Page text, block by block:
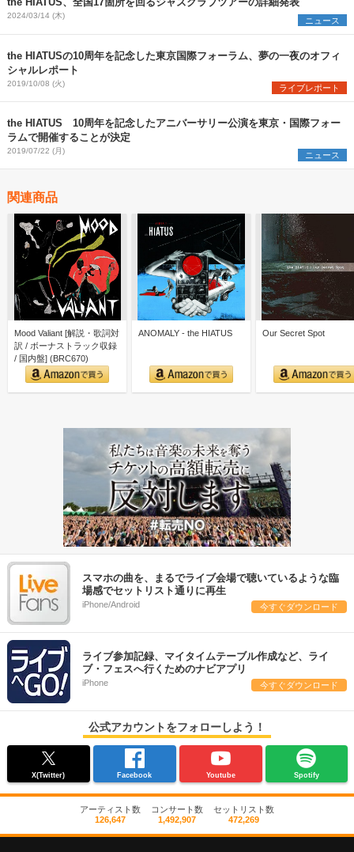
2024/03/14 (木) ニュース
the HIATUSの10周年を記念した東京国際フォーラム、夢の一夜のオフィ
シャルレポート
2019/10/08 (火) ライブレポート
the HIATUS 10周年を記念したアニバーサリー公演を東京・国際フォー
ラムで開催することが決定
2019/07/22 (月) ニュース
関連商品
Mood Valiant [解説・歌詞対
訳 / ボーナストラック収録
/ 国内盤] (BRC670)
ANOMALY - the HIATUS Our Secret Spot
スマホの曲を、まるでライブ会場で聴いているような臨
場感でセットリスト通りに再生
iPhone/Android 今すぐダウンロード
ライブ参加記録、マイタイムテーブル作成など、ライ
ブ・フェスへ行くためのナビアプリ
iPhone 今すぐダウンロード
公式アカウントをフォローしよう！
X(Twitter) Facebook Youtube Spotify
アーティスト数
126,647
コンサート数
1,492,907
セットリスト数
472,269